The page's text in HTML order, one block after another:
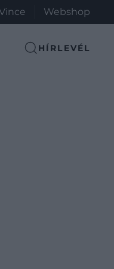
Webshop
HÍRLEVÉL